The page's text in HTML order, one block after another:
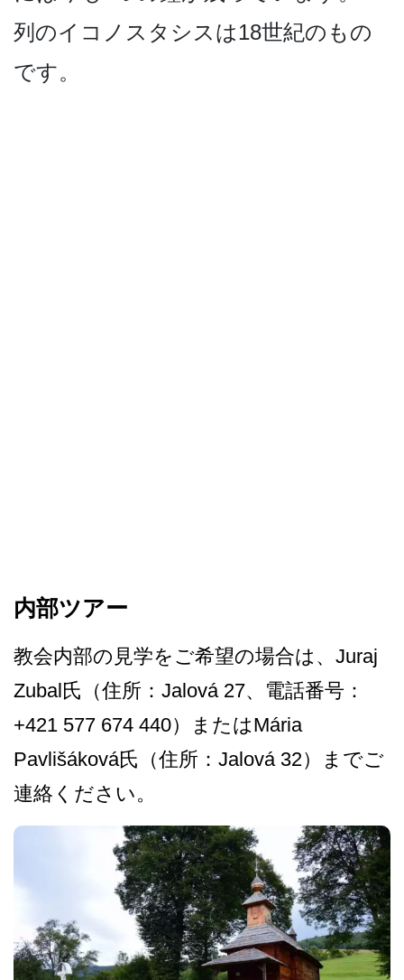
列のイコノスタシスは18世紀のもの
で­す。
内部ツアー
教会内部の見学をご希望の場­合は、Juraj
Zubal氏（住所：Jalová 27、電話番号：
+421 5­77 674 440）またはMá­ria
Pavlišáková氏（住所：Ja­lová 32）までご
連絡ください。